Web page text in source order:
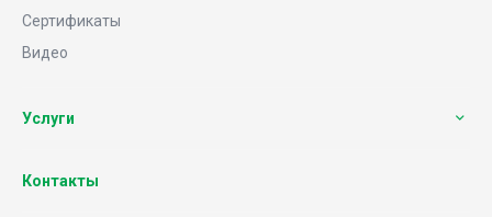
Сертификаты
Видео
Услуги
Контакты